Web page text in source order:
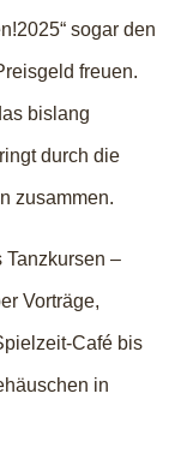
sogar den
freuen.
bislang
durch die
zusammen.
Tanzkursen –
Vorträge,
Café bis
in